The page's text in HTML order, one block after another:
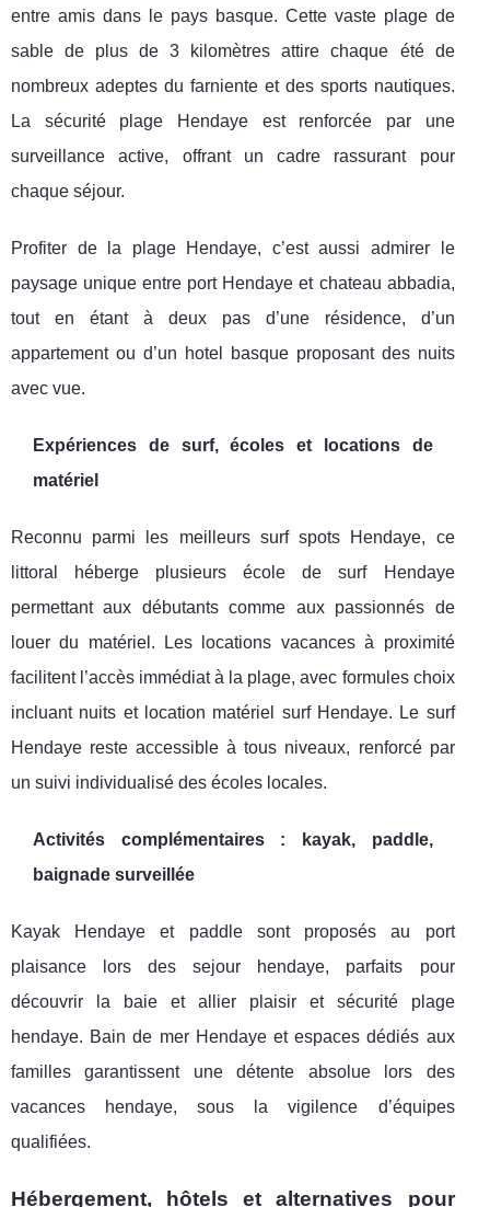
entre amis dans le pays basque. Cette vaste plage de
sable de plus de 3 kilomètres attire chaque été de
nombreux adeptes du farniente et des sports nautiques.
La sécurité plage Hendaye est renforcée par une
surveillance active, offrant un cadre rassurant pour
chaque séjour.
Profiter de la plage Hendaye, c’est aussi admirer le
paysage unique entre port Hendaye et chateau abbadia,
tout en étant à deux pas d’une résidence, d’un
appartement ou d’un hotel basque proposant des nuits
avec vue.
Expériences de surf, écoles et locations de
matériel
Reconnu parmi les meilleurs surf spots Hendaye, ce
littoral héberge plusieurs école de surf Hendaye
permettant aux débutants comme aux passionnés de
louer du matériel. Les locations vacances à proximité
facilitent l’accès immédiat à la plage, avec formules choix
incluant nuits et location matériel surf Hendaye. Le surf
Hendaye reste accessible à tous niveaux, renforcé par
un suivi individualisé des écoles locales.
Activités complémentaires : kayak, paddle,
baignade surveillée
Kayak Hendaye et paddle sont proposés au port
plaisance lors des sejour hendaye, parfaits pour
découvrir la baie et allier plaisir et sécurité plage
hendaye. Bain de mer Hendaye et espaces dédiés aux
familles garantissent une détente absolue lors des
vacances hendaye, sous la vigilence d’équipes
qualifiées.
Hébergement, hôtels et alternatives pour